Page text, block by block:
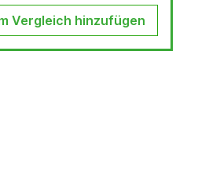
Vergleich hinzufügen